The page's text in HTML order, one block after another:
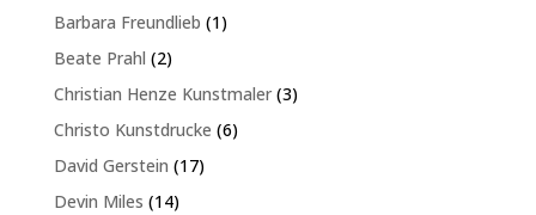
Produkte
Barbara Freundlieb 11
Beate Prahl 22
Produkte
Christian Henze Kunstmaler 33
Christo Kunstdrucke 66
David Gerstein 1717
Devin Miles 1414